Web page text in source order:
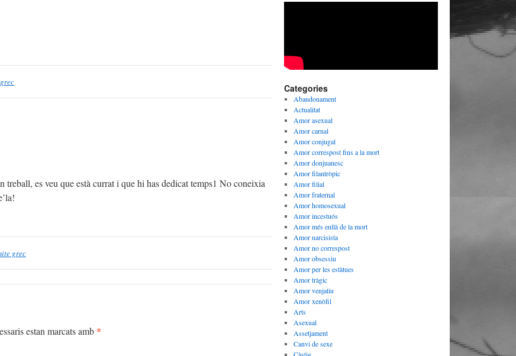
treball, es veu que està currat i que hi has dedicat temps1 No coneixia
grec
estan marcats amb *
Categories
Abandonament
Actualitat
Amor asexual
Amor carnal
Amor conjugal
Amor correspost fins a la mort
Amor donjuanesc
Amor filantròpic
Amor filial
Amor fraternal
Amor homosexual
Amor incestuós
Amor més enllà de la mort
Amor narcisista
Amor no correspost
Amor obsessiu
Amor per les estàtues
Amor tràgic
Amor venjatiu
Amor xenòfil
Arts
Asexual
Assetjament
Canvi de sexe